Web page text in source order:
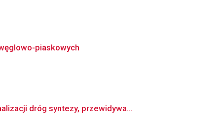
piaskowych
dróg syntezy, przewidywa...